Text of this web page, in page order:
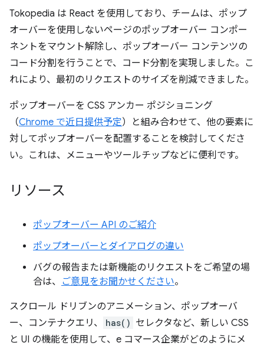
Tokopedia は React を使用しており、チームは、ポップ
オーバーを使用しないページのポップオーバー コンポー
ネントをマウント解除し、ポップオーバー コンテンツの
コード分割を行うことで、コード分割を実現しました。こ
れにより、最初のリクエストのサイズを削減できました。
ポップオーバーを CSS アンカー ポジショニング
（Chrome で近日提供予定）と組み合わせて、他の要素に
対してポップオーバーを配置することを検討してくださ
い。これは、メニューやツールチップなどに便利です。
リソース
ポップオーバー API のご紹介
ポップオーバーとダイアログの違い
バグの報告または新機能のリクエストをご希望の場
合は、 ご意見をお聞かせください。
スクロール ドリブンのアニメーション、ポップオーバ
ー、コンテナクエリ、
has() セレクタなど、新しい CSS
と UI の機能を使用して、e コマース企業がどのようにメ